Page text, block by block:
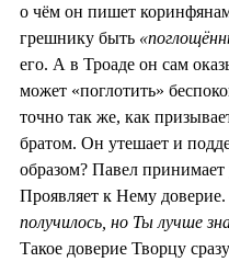
о чём он пишет
грешнику быть
его. А в Троаде он сам
может «поглотить»
точно так же, как
братом. Он утешает и
образом? Павел
Проявляет к Нему
получилось, но Ты лучше
Такое доверие Творцу